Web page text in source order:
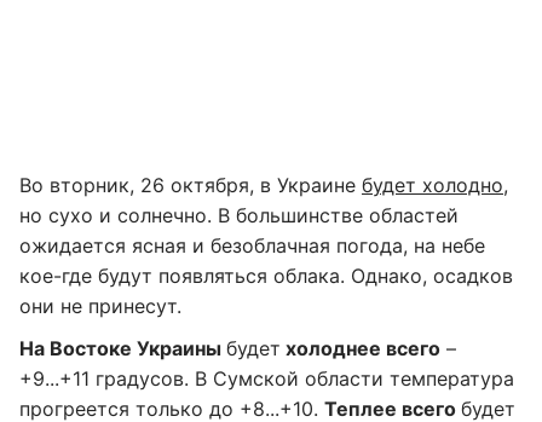
Во вторник, 26 октября, в Украине будет холодно,
но сухо и солнечно. В большинстве областей
ожидается ясная и безоблачная погода, на небе
кое-где будут появляться облака. Однако, осадков
они не принесут.
На Востоке Украины будет холоднее всего –
+9...+11 градусов. В Сумской области температура
прогреется только до +8...+10. Теплее всего будет